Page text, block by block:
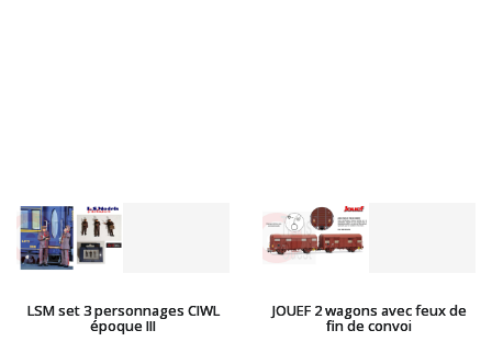
LSM set 3 personnages CIWL
époque III
JOUEF 2 wagons avec feux de
fin de convoi